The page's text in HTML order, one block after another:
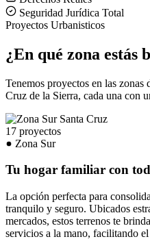
Seguridad Jurídica Total
Proyectos Urbanisticos
¿En qué zona estás
Tenemos proyectos en las zonas
Cruz de la Sierra, cada una con
17 proyectos
Zona Sur
Tu hogar familiar con
La opción perfecta para
tranquilo y seguro. Ubicados
mercados, estos terrenos te
servicios a la mano, facilitando